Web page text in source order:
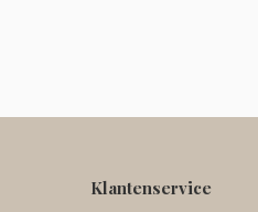
Klantenservice